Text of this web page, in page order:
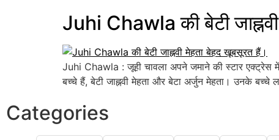
Juhi Chawla की बेटी
Juhi Chawla : जूही चावला अपने जमाने की स्टार एक्ट्रेस
बच्चे हैं, बेटी जाह्नवी मेहता और बेटा अर्जुन मेहता। उनके बच्चे
Categories